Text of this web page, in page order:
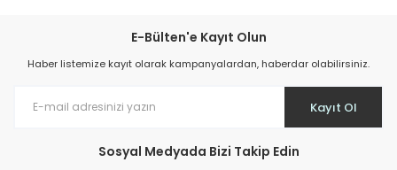
E-Bülten'e Kayıt Olun
Haber listemize kayıt olarak kampanyalardan, haberdar olabilirsiniz.
Kayıt Ol
Sosyal Medyada Bizi Takip Edin